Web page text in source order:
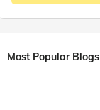
Most Popular Blogs